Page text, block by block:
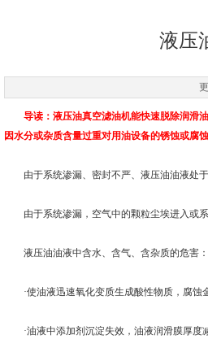
液压
导读：液压油真空滤油机能快速脱除润滑油
因水分或杂质含量过重对用油设备的锈蚀或腐
由于系统渗漏、密封不严、液压油油液处于
由于系统渗漏，空气中的颗粒尘埃进入或系
液压油油液中含水、含气、含杂质的危害：
·使油液迅速氧化变质生成酸性物质，腐蚀
·油液中添加剂沉淀失效，油液润滑膜厚度